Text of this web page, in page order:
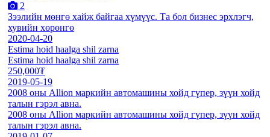
2
Зээлийн мөнгө хайж байгаа хүмүүс. Та бол бизнес эрхлэгч,
хувийн хөрөнгө
2020-04-20
Estima hoid haalga shil zarna
Estima hoid haalga shil zarna
250,000₮
2019-05-19
2008 оны Allion маркийн автомашины хойд гүпер, зүүн хойд
талын гэрэл авна.
2008 оны Allion маркийн автомашины хойд гүпер, зүүн хойд
талын гэрэл авна.